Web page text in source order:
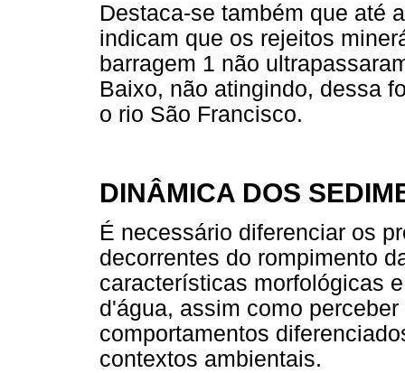
Destaca-se também que até
indicam que os rejeitos
barragem 1 não
Baixo, não atingindo, dessa
o rio São Francisco.
DINÂMICA DOS
É necessário diferenciar os
decorrentes do rompimento
características morfológicas
d'água, assim como
comportamentos
contextos ambientais.